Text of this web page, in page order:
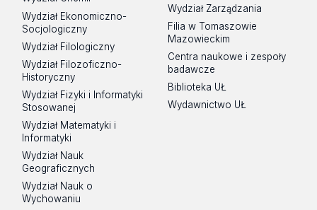
Wydział Ekonomiczno-
Socjologiczny
Wydział Filologiczny
Wydział Filozoficzno-
Historyczny
Wydział Fizyki i Informatyki
Stosowanej
Wydział Matematyki i
Informatyki
Wydział Nauk
Geograficznych
Wydział Nauk o
Wychowaniu
Wydział Zarządzania
Filia w Tomaszowie
Mazowieckim
Centra naukowe i zespoły
badawcze
Biblioteka UŁ
Wydawnictwo UŁ